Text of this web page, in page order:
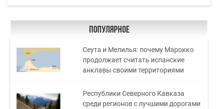
Популярное
Сеута и Мелилья: почему Марокко
продолжает считать испанские
анклавы своими территориями
Республики Северного Кавказа
среди регионов с лучшими дорогами